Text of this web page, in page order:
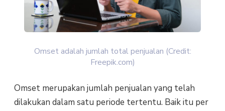
Omset adalah jumlah total penjualan (Credit:
Freepik.com)
Omset merupakan jumlah penjualan yang telah
dilakukan dalam satu periode tertentu. Baik itu per